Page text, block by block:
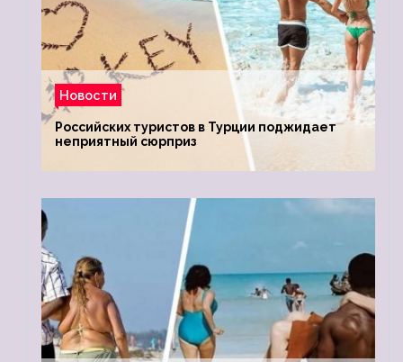
Новости
Российских туристов в Турции поджидает
неприятный сюрприз